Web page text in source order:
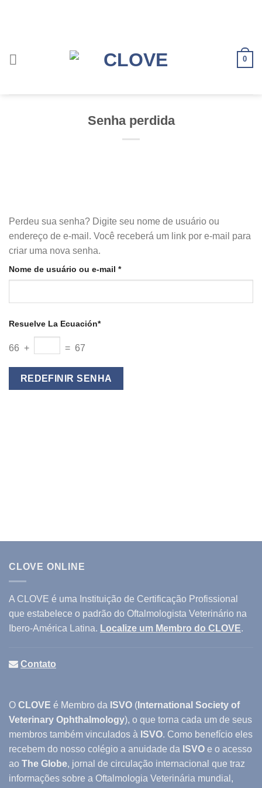
0
Senha perdida
Perdeu sua senha? Digite seu nome de usuário ou
endereço de e-mail. Você receberá um link por e-mail para
criar uma nova senha.
Nome de usuário ou e-mail *Obrigatório
Resuelve La Ecuación*
66 + = 67
REDEFINIR SENHA
CLOVE ONLINE
A CLOVE é uma Instituição de Certificação Profissional
que estabelece o padrão do Oftalmologista Veterinário na
Ibero-América Latina. Localize um Membro do CLOVE.
Contato
O CLOVE é Membro da ISVO ( International Society of
Veterinary Ophthalmology), o que torna cada um de seus
membros também vinculados à ISVO. Como benefício eles
recebem do nosso colégio a anuidade da ISVO e o acesso
ao The Globe, jornal de circulação internacional que traz
informações sobre a Oftalmologia Veterinária mundial,